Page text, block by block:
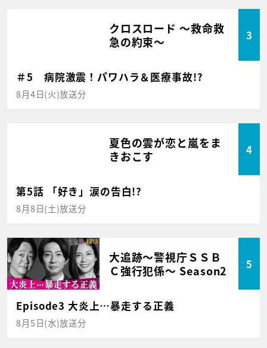
クロスロード ～救命救
急の約束～
3
＃5 病院激震！パワハラ＆医療事故!?
8月4日(火)放送分
夏色の雲が恋と嵐をま
きおこす
4
第5話 「好き」涙の告白!?
8月8日(土)放送分
大追跡～警視庁ＳＳＢ
Ｃ強行犯係～ Season2
5
Episode3 大炎上…暴走する正義
8月5日(水)放送分